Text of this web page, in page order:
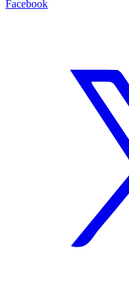
Facebook